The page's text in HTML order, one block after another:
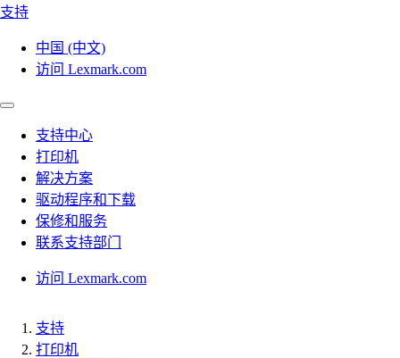
支持
中国 (中文)
访问 Lexmark.com
支持中心
打印机
解决方案
驱动程序和下载
保修和服务
联系支持部门
访问 Lexmark.com
支持
打印机